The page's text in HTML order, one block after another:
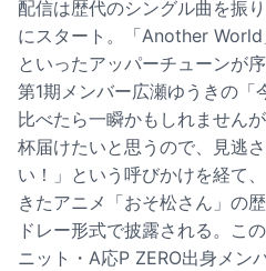
配信は歴代のシングル曲を振
にスタート。「Another World
といったアッパーチューンが
第1期メンバー広瀬ゆうきの「
比べたら一瞬かもしれません
杯届けたいと思うので、見逃
い！」という呼びかけを経て
きたアニメ「おそ松さん」の
ドレー形式で披露される。こ
ニット・A応P ZERO出身メン